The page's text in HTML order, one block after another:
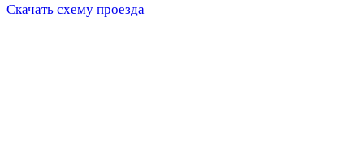
Скачать схему проезда